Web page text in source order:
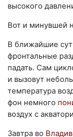
высокого
Вот и минувшей
В ближайшие
фронтальные
падать. Сам
и вызовут
температура
фон немного
воздух с
Завтра во